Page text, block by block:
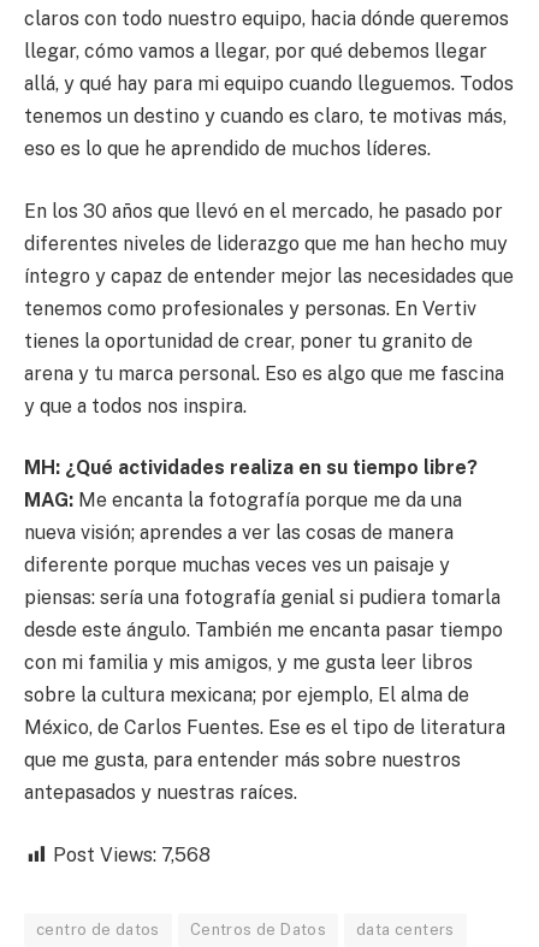
claros con todo nuestro equipo, hacia dónde queremos
llegar, cómo vamos a llegar, por qué debemos llegar
allá, y qué hay para mi equipo cuando lleguemos. Todos
tenemos un destino y cuando es claro, te motivas más,
eso es lo que he aprendido de muchos líderes.
En los 30 años que llevó en el mercado, he pasado por
diferentes niveles de liderazgo que me han hecho muy
íntegro y capaz de entender mejor las necesidades que
tenemos como profesionales y personas. En Vertiv
tienes la oportunidad de crear, poner tu granito de
arena y tu marca personal. Eso es algo que me fascina
y que a todos nos inspira.
MH: ¿Qué actividades realiza en su tiempo libre?
MAG: Me encanta la fotografía porque me da una
nueva visión; aprendes a ver las cosas de manera
diferente porque muchas veces ves un paisaje y
piensas: sería una fotografía genial si pudiera tomarla
desde este ángulo. También me encanta pasar tiempo
con mi familia y mis amigos, y me gusta leer libros
sobre la cultura mexicana; por ejemplo, El alma de
México, de Carlos Fuentes. Ese es el tipo de literatura
que me gusta, para entender más sobre nuestros
antepasados y nuestras raíces.
Post Views: 7,568
centro de datos Centros de Datos data centers